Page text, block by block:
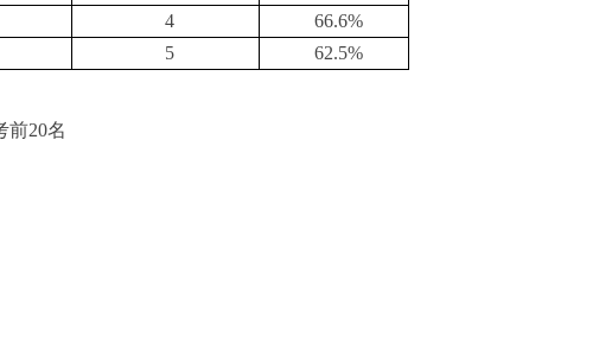
4
66.6%
5
62.5%
前20名